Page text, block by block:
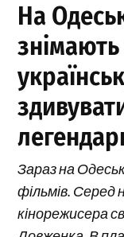
На
Зараз на
фільмів. Серед
кінорежисера